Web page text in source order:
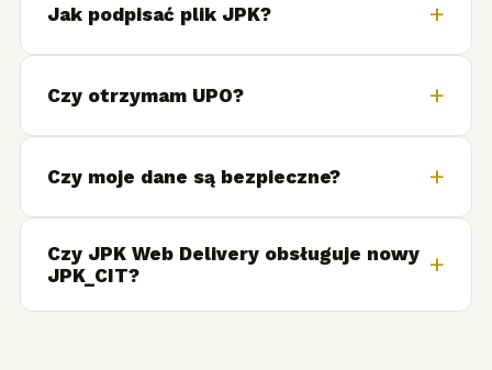
Jak podpisać plik JPK? +
Czy otrzymam UPO? +
Czy moje dane są bezpieczne? +
Czy JPK Web Delivery obsługuje nowy
JPK_CIT?
+